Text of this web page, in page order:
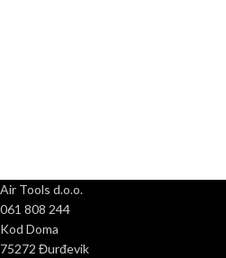
Air Tools d.o.o.
061 808 244
Kod Doma
75272 Đurđevik